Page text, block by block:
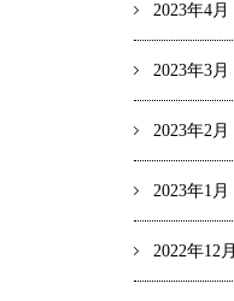
2023年4月
2023年3月
2023年2月
2023年1月
2022年12月